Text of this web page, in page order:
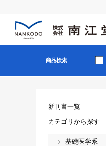
商品検索
新刊書一覧
カテゴリから探す
基礎医学系